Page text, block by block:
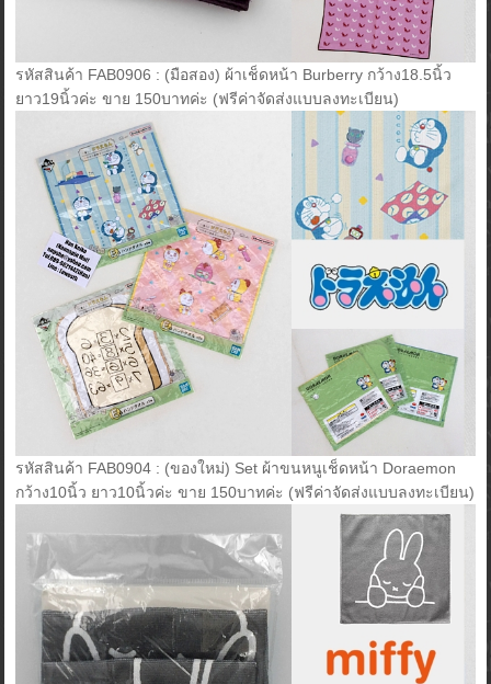
รหัสสินค้า FAB0906 : (มือสอง) ผ้าเช็ดหน้า Burberry กว้าง18.5นิ้ว
ยาว19นิ้วค่ะ ขาย 150บาทค่ะ (ฟรีค่าจัดส่งแบบลงทะเบียน)
รหัสสินค้า FAB0904 : (ของใหม่) Set ผ้าขนหนูเช็ดหน้า Doraemon
กว้าง10นิ้ว ยาว10นิ้วค่ะ ขาย 150บาทค่ะ (ฟรีค่าจัดส่งแบบลงทะเบียน)